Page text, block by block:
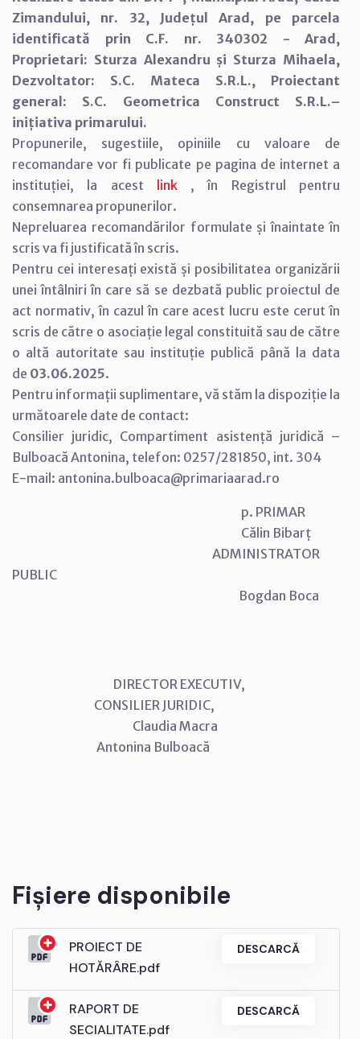
Zimandului, nr. 32, Județul Arad, pe parcela
identificată prin C.F. nr. 340302 - Arad,
Proprietari: Sturza Alexandru și Sturza Mihaela,
Dezvoltator: S.C. Mateca S.R.L., Proiectant
general: S.C. Geometrica Construct S.R.L.–
inițiativa primarului.
Propunerile, sugestiile, opiniile cu valoare de
recomandare vor fi publicate pe pagina de internet a
instituției, la acest link, în Registrul pentru
consemnarea propunerilor.
Nepreluarea recomandărilor formulate și înaintate în
scris va fi justificată în scris.
Pentru cei interesați există și posibilitatea organizării
unei întâlniri în care să se dezbată public proiectul de
act normativ, în cazul în care acest lucru este cerut în
scris de către o asociație legal constituită sau de către
o altă autoritate sau instituție publică până la data
de 03.06.2025.
Pentru informații suplimentare, vă stăm la dispoziție la
următoarele date de contact:
Consilier juridic, Compartiment asistență juridică –
Bulboacă Antonina, telefon: 0257/281850, int. 304
E-mail: antonina.bulboaca@primariaarad.ro
p. PRIMAR
Călin Bibarț
ADMINISTRATOR
PUBLIC
Bogdan Boca
DIRECTOR EXECUTIV,
CONSILIER JURIDIC,
Claudia Macra
Antonina Bulboacă
Fișiere disponibile
PROIECT DE
HOTĂRÂRE.pdf
DESCARCĂ
RAPORT DE
SECIALITATE.pdf
DESCARCĂ